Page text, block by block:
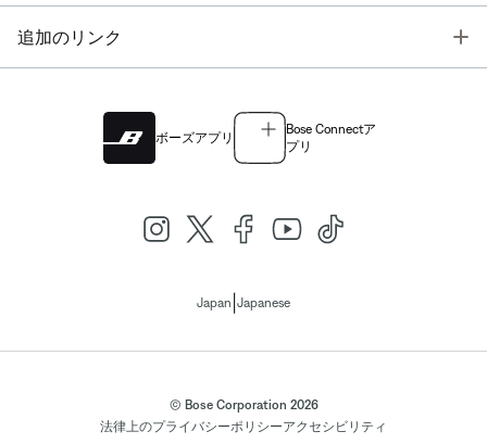
追加のリンク
ボーズアプリ
Bose Connectア
プリ
Japan Japanese
© Bose Corporation 2026
法律上のプライバシーポリシーアクセシビリティ